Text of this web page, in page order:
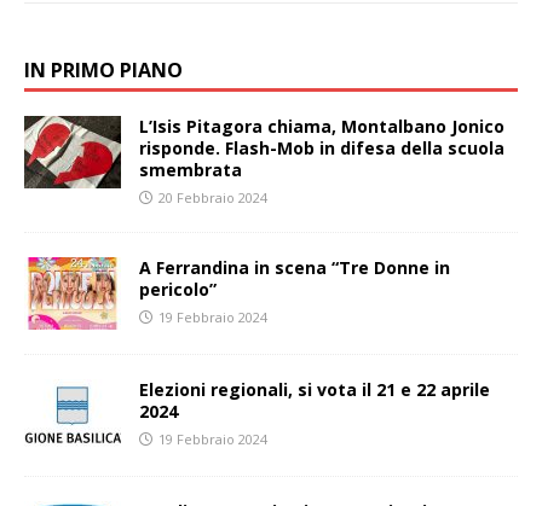
IN PRIMO PIANO
L’Isis Pitagora chiama, Montalbano Jonico
risponde. Flash-Mob in difesa della scuola
smembrata
20 Febbraio 2024
A Ferrandina in scena “Tre Donne in
pericolo”
19 Febbraio 2024
Elezioni regionali, si vota il 21 e 22 aprile
2024
19 Febbraio 2024